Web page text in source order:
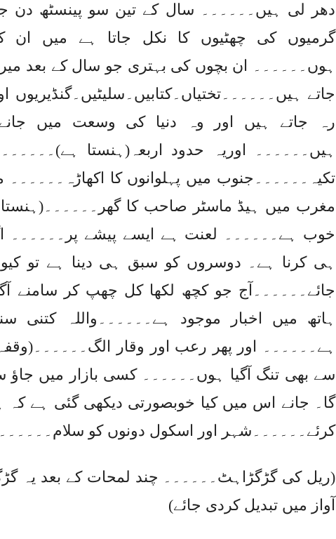
دھر لی ہیں۔۔۔۔۔۔ سال کے تین سو پینسٹھ دن
گرمیوں کی چھٹیوں کا نکل جاتا ہے میں ان
ہوں۔۔۔۔۔۔ ان بچوں کی بہتری جو سال کے بعد
جاتے
رہ جاتے ہیں اور وہ دنیا کی وسعت میں
ہیں۔۔۔۔۔۔ اوریہ حدود اربعہ(ہنستا
تکیہ۔۔۔۔۔۔جنوب میں پہلوانوں کا اکھاڑہ۔۔۔۔۔۔
مغرب میں ہیڈ ماسٹر صاحب کا گھر۔۔۔۔۔۔(ہنستا
خوب ہے۔۔۔۔۔۔ لعنت ہے ایسے پیشے پر۔۔۔۔۔۔ اگر
ہی کرنا ہے۔ دوسروں کو سبق ہی دینا ہے تو
جائے۔۔۔۔۔۔آج جو کچھ لکھا کل چھپ کر سامنے
ہاتھ میں اخبار موجود ہے۔۔۔۔۔۔واللہ کتنی
ہے۔۔۔۔۔۔ اور پھر رعب اور وقار
سے بھی تنگ آگیا ہوں۔۔۔۔۔۔ کسی بازار میں جاؤ
گا۔ جانے اس میں کیا خوبصورتی دیکھی گئی ہے کہ
کرئے۔۔۔۔۔۔شہر اور اسکول دونوں کو سلام۔۔۔۔۔۔
(ریل کی گڑگڑاہٹ۔۔۔۔۔۔ چند لمحات کے بعد یہ
آواز میں تبدیل کردی جائے)